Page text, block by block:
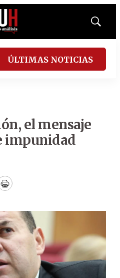
Mostrar
ÚLTIMAS NOTICIAS
el mensaje
impunidad
Print